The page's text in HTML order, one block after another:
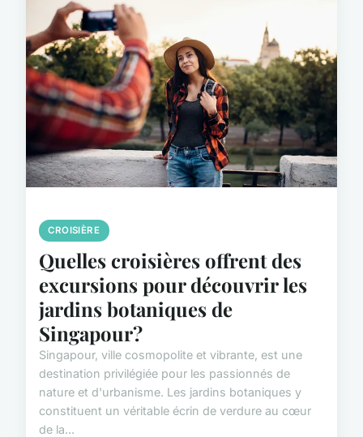
CROISIÈRE
Quelles croisières offrent des
excursions pour découvrir les
jardins botaniques de
Singapour?
Singapour, ville cosmopolite et vibrante, est une
destination privilégiée pour les passionnés de
nature et d'urbanisme. Les jardins botaniques y
constituent un véritable écrin de verdure au cœur
de la...